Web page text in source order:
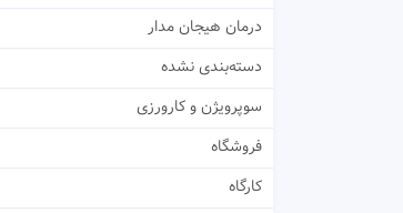
درمان هیجان مدار
دسته‌بندی نشده
سوپرویژن و کارورزی
فروشگاه
کارگاه